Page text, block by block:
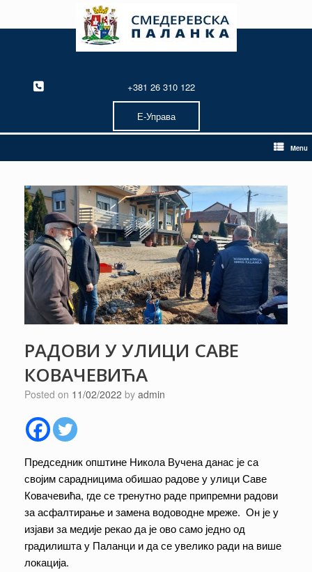
content
+381 26 310 122
Е-Управа
Menu
РАДОВИ У УЛИЦИ САВЕ
КОВАЧЕВИЋА
Posted on 11/02/2022 by admin
Председник општине Никола Вучена данас је са
својим сарадницима обишао радове у улици Саве
Ковачевића, где се тренутно раде припремни радови
за асфалтирање и замена водоводне мреже. Он је у
изјави за медије рекао да је ово само једно од
градилишта у Паланци и да се увелико ради на више
локација.